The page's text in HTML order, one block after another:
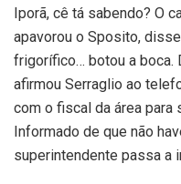
Iporã, cê tá sabendo? O
apavorou o Sposito,
frigorífico… botou a boca.
afirmou Serraglio ao
com o fiscal da área
Informado de que não
superintendente passa a